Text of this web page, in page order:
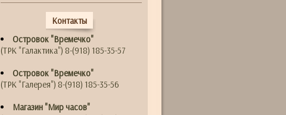
Контакты
Островок "Времечко"
(ТРК "Галактика") 8-(918) 185-35-57
Островок "Времечко"
(ТРК "Галерея") 8-(918) 185-35-56
Магазин "Мир часов"